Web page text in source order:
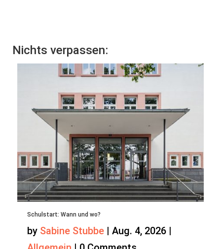
Nichts verpassen:
Schulstart: Wann und wo?
by Sabine Stubbe | Aug. 4, 2026 |